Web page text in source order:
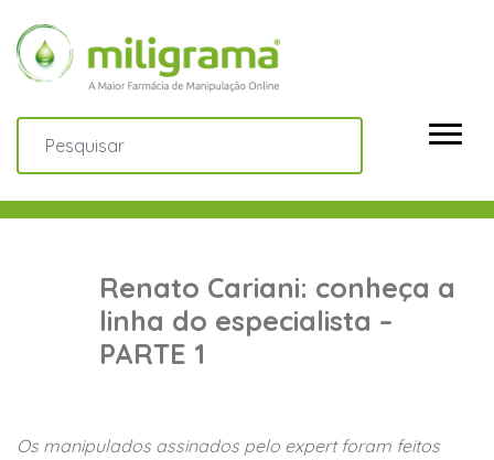
Renato Cariani: conheça a
linha do especialista –
PARTE 1
Os manipulados assinados pelo expert foram feitos